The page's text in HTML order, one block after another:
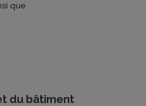
que
du bâtiment